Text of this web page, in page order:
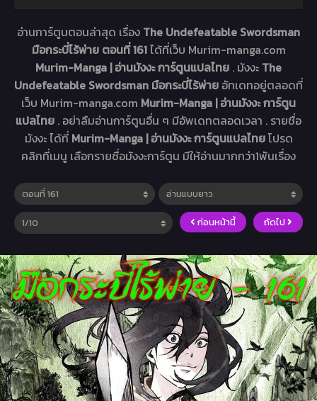
อ่านการ์ตูนตอนล่าสุด เรื่อง The Undefeatable Swordsman
มือกระบี่ไร้พ่าย ตอนที่ 161ได้ที่เว็บ Murim-manga.com
Murim-Manga | อ่านมังงะ การ์ตูนแปลไทย . มังงะ The
Undefeatable Swordsman มือกระบี่ไร้พ่าย อัทเดทอยู่ตลอดที่
เว็บ Murim-manga.com Murim-Manga | อ่านมังงะ การ์ตูน
แปลไทย . อย่าลืมอ่านการ์ตูนอื่น ๆ มีอัพเดทตลอดเวลา . รายชื่อ
มังงะ ได้ที่ Murim-Manga | อ่านมังงะ การ์ตูนแปลไทยโปรด
คลิกที่เมนู เลือกรายชื่อมังงะการ์ตูน มีให้อ่านมากกว่า1พันเรื่อง
ก่อนหน้านี้ ถัดไป